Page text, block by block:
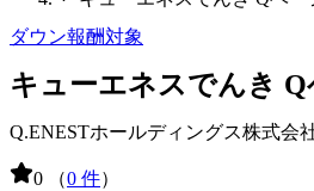
ダウン報酬対象
キューエネスでんき
Q.ENESTホールディングス株式会
0 （0 件）